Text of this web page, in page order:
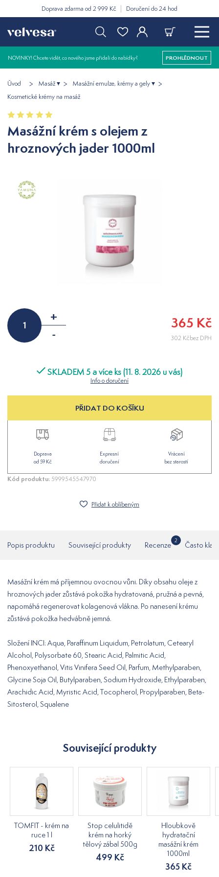
Doprava zdarma od 2 999 Kč Doručení do 24 hod
NOVINKY! Chcete vidět, co nového jsme přidali do nabídky? PROHLÉDNOUT
Úvod Masáž
Masážní emulze, krémy a gely
Kosmetické krémy na masáž
Masážní krém s olejem z
hroznových jader 1000ml
+
-
365 Kč
302 Kčbez DPH
SKLADEM 5 a více ks (11. 8. 2026 u vás)
Info o doručení
PŘIDAT DO KOŠÍKU
Doprava
od 59 Kč
Expresní
doručení
Vrácení
bez starostí
Kód produktu: 5999545547970
Přidat k oblíbeným
Popis produktu Související produkty Recenze
2
Často
Masážní krém má příjemnou ovocnou vůni. Díky obsahu oleje z
hroznových jader zůstává pokožka hydratovaná, pružná a pevná,
napomáhá regenerovat kolagenová vlákna. Po nanesení krému
zůstává pokožka hedvábně jemná.
Složení INCI: Aqua, Paraffinum Liquidum, Petrolatum, Cetearyl
Alcohol, Polysorbate 60, Stearic Acid, Palmitic Acid,
Phenoxyethanol, Vitis Vinifera Seed Oil, Parfum, Methylparaben,
Glycine Soja Oil, Butylparaben, Sodium Hydroxide, Ethylparaben,
Arachidic Acid, Myristic Acid, Tocopherol, Propylparaben, Beta-
Sitosterol, Squalene
Související produkty
TOMFIT - krém na
ruce 1 l
210 Kč
Stop celulitidě
krém na horký
tělový zábal 500g
499 Kč
Hloubkově
hydratační
masážní krém
1000ml
365 Kč